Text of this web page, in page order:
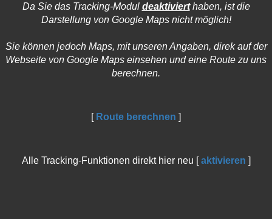
Da Sie das Tracking-Modul deaktivierthaben, ist die
Darstellung von Google Maps nicht möglich!
Sie können jedoch Maps, mit unseren Angaben, direk auf der
Webseite von Google Maps einsehen und eine Route zu uns
berechnen.
[ Route berechnen ]
Alle Tracking-Funktionen direkt hier neu [aktivieren ]